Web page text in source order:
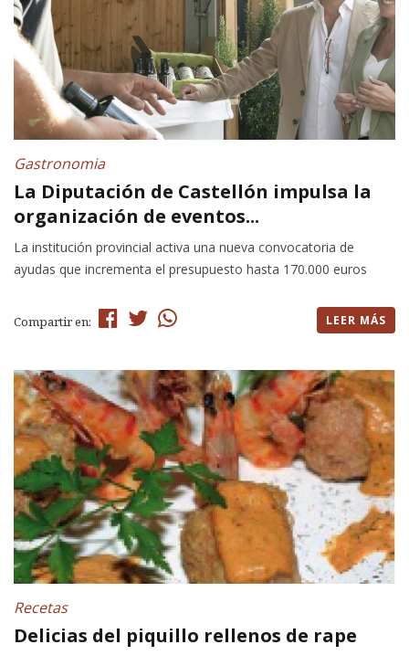
Gastronomia
La Diputación de Castellón impulsa la
organización de eventos...
La institución provincial activa una nueva convocatoria de
ayudas que incrementa el presupuesto hasta 170.000 euros
Compartir en: LEER MÁS
Recetas
Delicias del piquillo rellenos de rape